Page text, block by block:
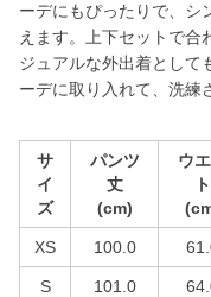
ーデにもぴったりで、シ
えます。上下セットで合
ジュアルな外出着として
ーデに取り入れて、洗練
サ
イ
ズ
パンツ
丈
(cm)
ウ
ト
XS 100.0
S 101.0